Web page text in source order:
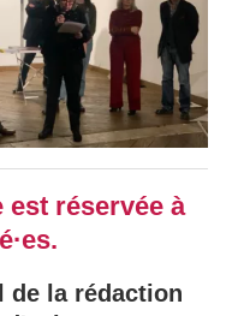
est réservée à
de la rédaction